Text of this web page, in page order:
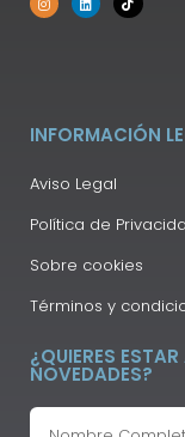
INFORMACIÓN
Aviso Legal
Política de
Sobre cookies
Términos y
¿QUIERES
NOVEDADES?